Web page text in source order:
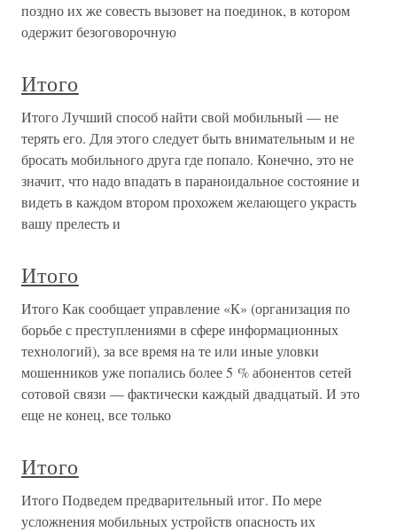
поздно их же совесть вызовет на поединок, в котором
одержит безоговорочную
Итого
Итого Лучший способ найти свой мобильный — не
терять его. Для этого следует быть внимательным и не
бросать мобильного друга где попало. Конечно, это не
значит, что надо впадать в параноидальное состояние и
видеть в каждом втором прохожем желающего украсть
вашу прелесть и
Итого
Итого Как сообщает управление «К» (организация по
борьбе с преступлениями в сфере информационных
технологий), за все время на те или иные уловки
мошенников уже попались более 5 % абонентов сетей
сотовой связи — фактически каждый двадцатый. И это
еще не конец, все только
Итого
Итого Подведем предварительный итог. По мере
усложнения мобильных устройств опасность их